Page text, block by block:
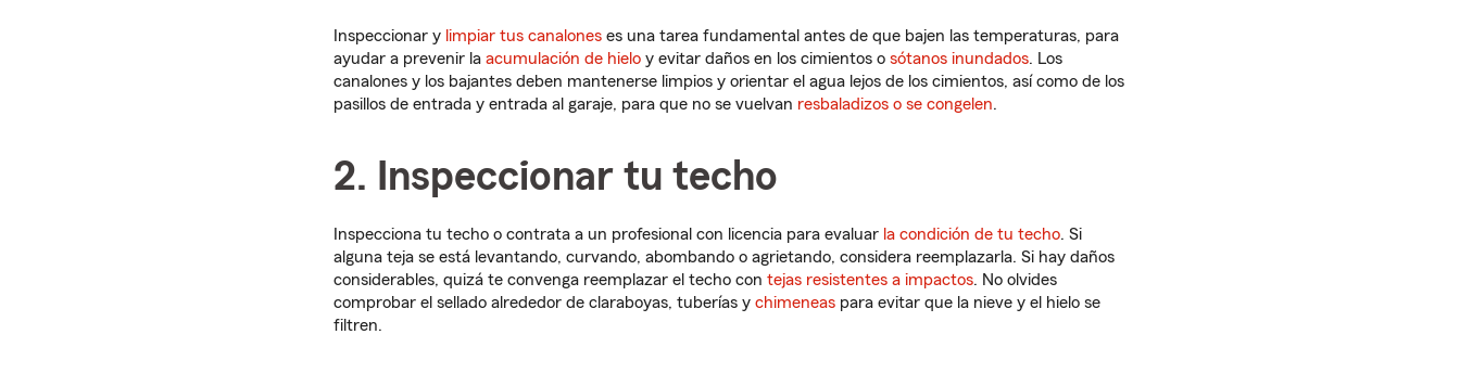
Inspeccionar y limpiar tus canalones es una tarea fundamental antes de que bajen las temperaturas, para
ayudar a prevenir la acumulación de hielo y evitar daños en los cimientos o sótanos inundados. Los
canalones y los bajantes deben mantenerse limpios y orientar el agua lejos de los cimientos, así como de los
pasillos de entrada y entrada al garaje, para que no se vuelvan resbaladizos o se congelen.
2. Inspeccionar tu techo
Inspecciona tu techo o contrata a un profesional con licencia para evaluar la condición de tu techo. Si
alguna teja se está levantando, curvando, abombando o agrietando, considera reemplazarla. Si hay daños
considerables, quizá te convenga reemplazar el techo con tejas resistentes a impactos. No olvides
comprobar el sellado alrededor de claraboyas, tuberías y chimeneas para evitar que la nieve y el hielo se
filtren.